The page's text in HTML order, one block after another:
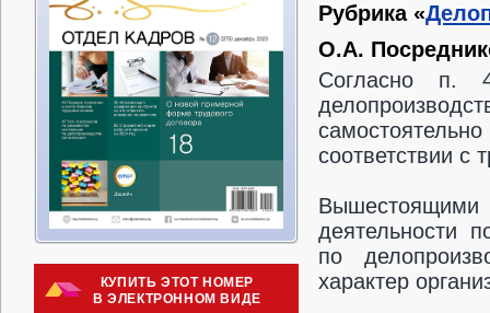
КУПИТЬ ЭТОТ НОМЕР
В ЭЛЕКТРОННОМ ВИДЕ
Рубрика «
О.А.
Согласно
соответствии с
деятельности
по
характер